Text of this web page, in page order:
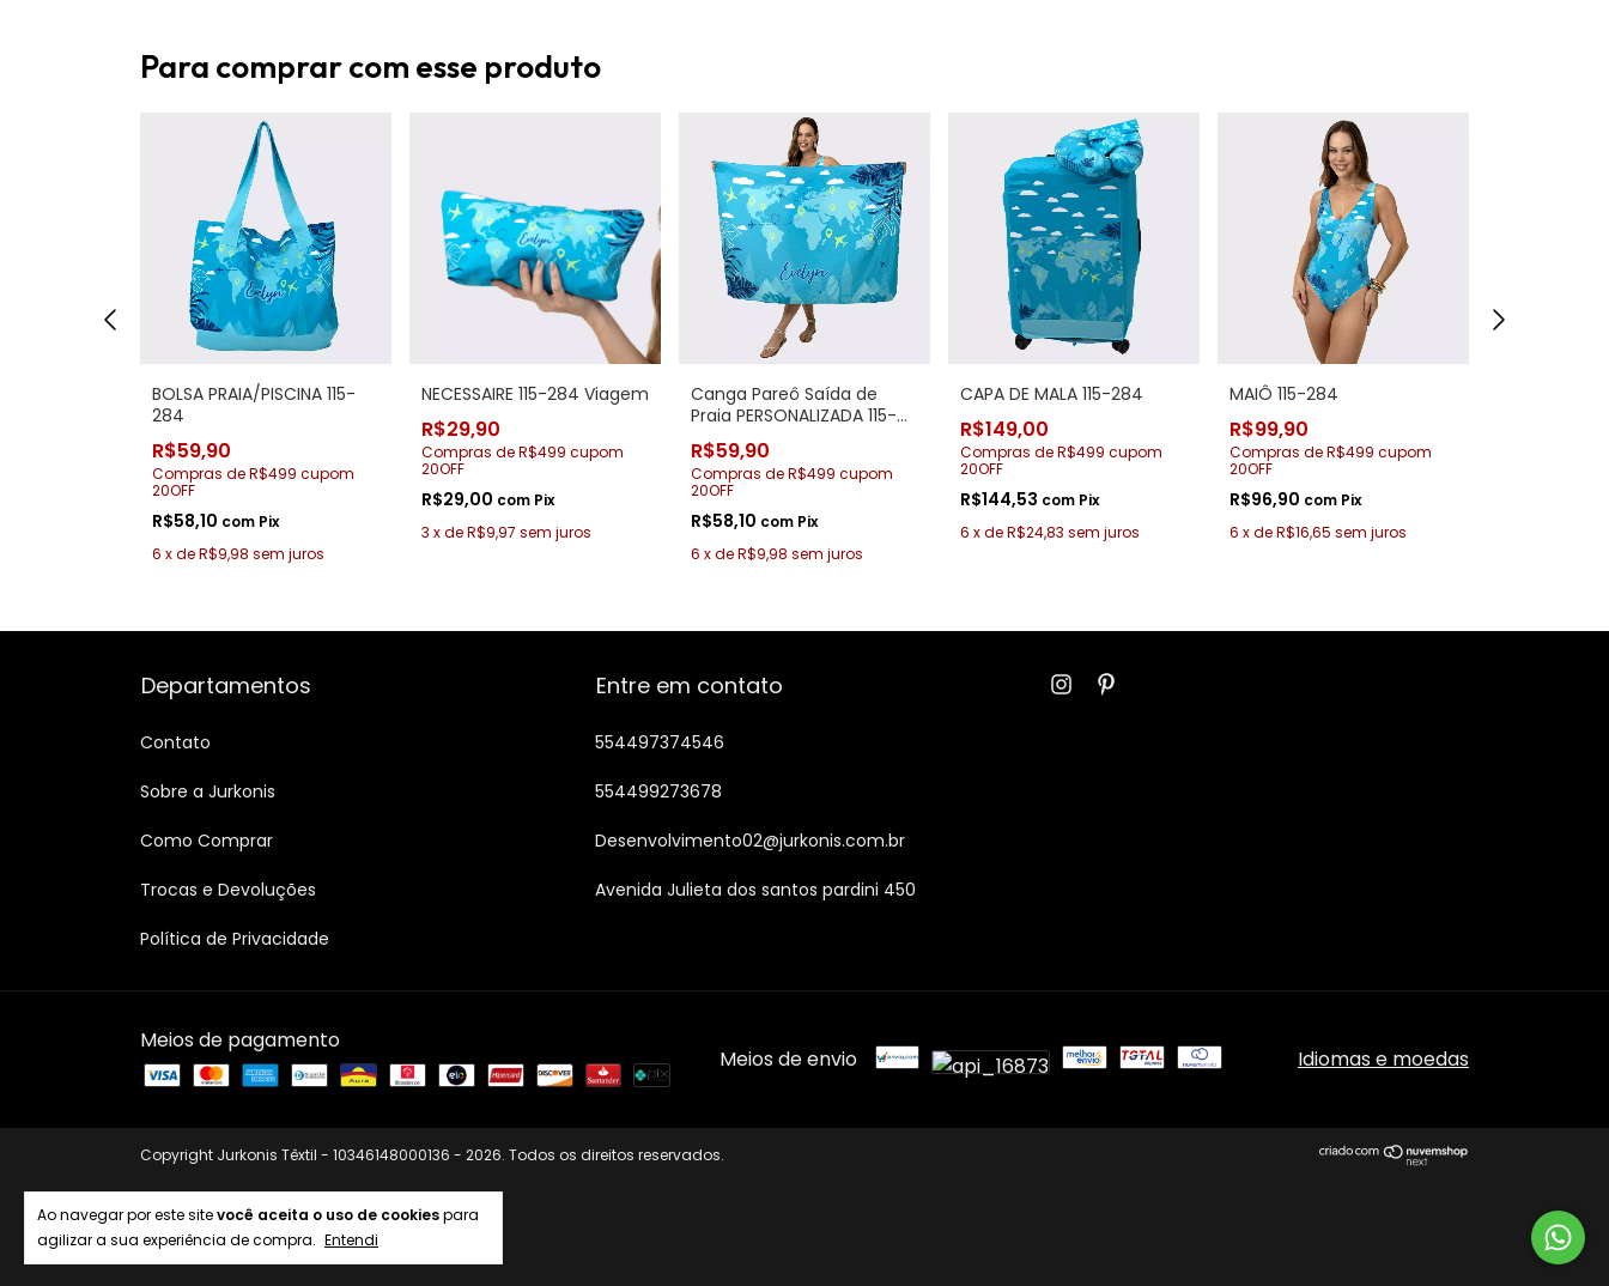
Ao navegar por este sitevocê aceita o uso de cookiespara
agilizar a sua experiência de compra. Entendi
Para comprar com esse produto
BOLSA PRAIA/PISCINA 115-
284
R$59,90
Compras de R$499 cupom
20OFF
R$58,10 com Pix
6 xdeR$9,98 sem juros
NECESSAIRE 115-284 Viagem
R$29,90
Compras de R$499 cupom
20OFF
R$29,00 com Pix
3 xdeR$9,97 sem juros
Canga Pareô Saída de
Praia PERSONALIZADA 115-
284 Mapa Viagem
R$59,90
Compras de R$499 cupom
20OFF
R$58,10 com Pix
6 xdeR$9,98 sem juros
CAPA DE MALA 115-284
R$149,00
Compras de R$499 cupom
20OFF
R$144,53 com Pix
6 xdeR$24,83 sem juros
MAIÔ 115-284
R$99,90
Compras de R$499 cupom
20OFF
R$96,90 com Pix
6 xdeR$16,65 sem juros
Departamentos
Contato
Sobre a Jurkonis
Como Comprar
Trocas e Devoluções
Política de Privacidade
Entre em contato
554497374546
554499273678
Desenvolvimento02@jurkonis.com.br
Avenida Julieta dos santos pardini 450
Meios de pagamento
Meios de envio Idiomas e moedas
Copyright Jurkonis Têxtil - 10346148000136 - 2026. Todos os direitos reservados.